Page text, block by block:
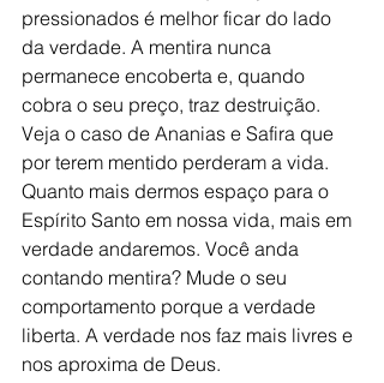
pressionados é melhor ficar do lado
da verdade. A mentira nunca
permanece encoberta e, quando
cobra o seu preço, traz destruição.
Veja o caso de Ananias e Safira que
por terem mentido perderam a vida.
Quanto mais dermos espaço para o
Espírito Santo em nossa vida, mais em
verdade andaremos. Você anda
contando mentira? Mude o seu
comportamento porque a verdade
liberta. A verdade nos faz mais livres e
nos aproxima de Deus.